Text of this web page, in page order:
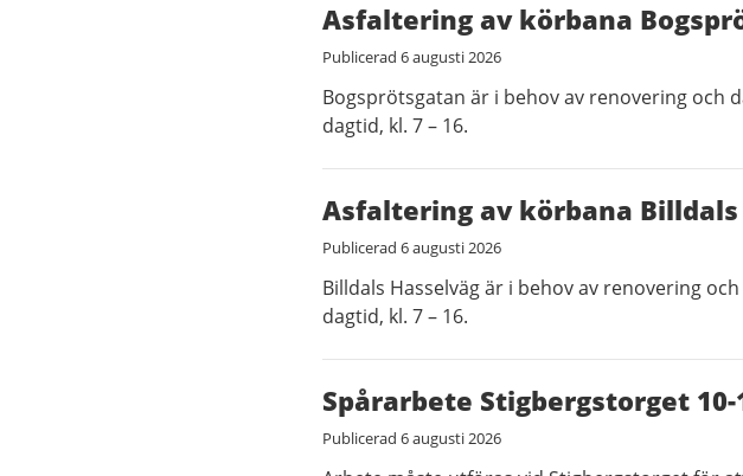
Asfaltering av körbana
Publicerad 6 augusti 2026
Bogsprötsgatan är i behov av renovering
dagtid, kl. 7 – 16.
Asfaltering av körbana Billdals
Publicerad 6 augusti 2026
Billdals Hasselväg är i behov av renovering
dagtid, kl. 7 – 16.
Spårarbete Stigbergstorget
Publicerad 6 augusti 2026